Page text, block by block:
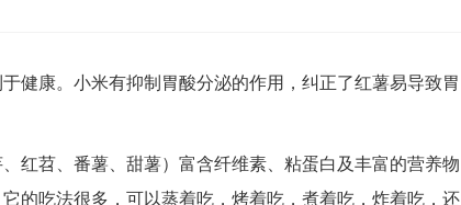
于健康。小米有抑制胃酸分泌的作用，纠正了红薯易导致胃
红苕、番薯、甜薯）富含纤维素、粘蛋白及丰富的营养物
的吃法很多，可以蒸着吃，烤着吃，煮着吃，炸着吃，还